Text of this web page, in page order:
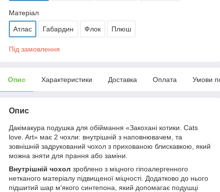
Матеріал
Атлас Габардин Флок Плюш
Під замовлення
Опис Характеристики Доставка Оплата Умови
Опис
Дакімакура подушка для обіймання «Закохані котики. Cats
love. Art» має 2 чохли: внутрішній з наповнювачем, та
зовнішній задрукований чохол з прихованою блискавкою, який
можна зняти для прання або заміни.
Внутрішній чохол зроблено з міцного гіпоалергенного
нетканого матеріалу підвищеної міцності. Додатково до нього
підшитий шар мʼякого синтепона, який допомагає подушці